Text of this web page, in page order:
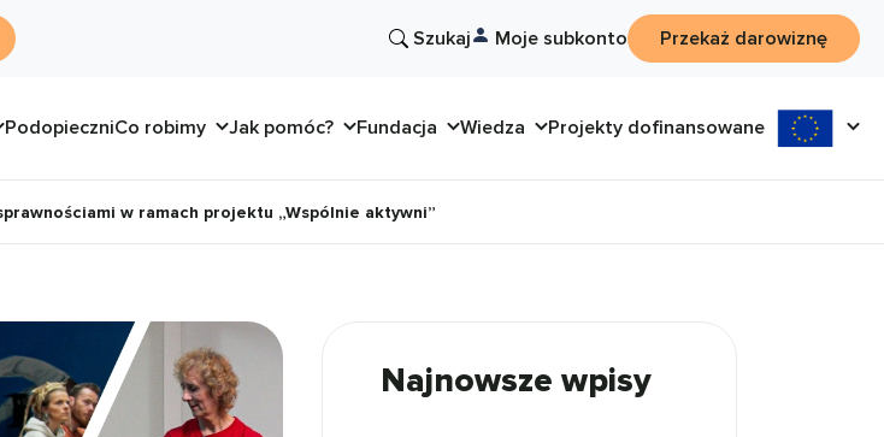
Szukaj Moje subkonto Przekaż darowiznę
PodopieczniCo robimy Jak pomóc? Fundacja Wiedza Projekty dofinansowane
w ramach projektu „Wspólnie aktywni”
Najnowsze wpisy